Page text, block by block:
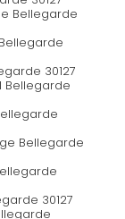
Bellegarde
30127
Bellegarde
Bellegarde
30127